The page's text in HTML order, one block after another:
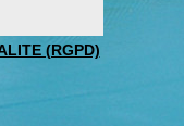
(RGPD)